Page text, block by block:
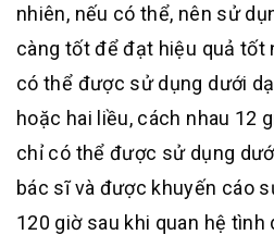
nhiên, nếu có thể, nên sử
càng tốt để đạt hiệu quả tốt
có thể được sử dụng dưới
hoặc hai liều, cách nhau 12
chỉ có thể được sử dụng
bác sĩ và được khuyến cáo
120 giờ sau khi quan hệ tình